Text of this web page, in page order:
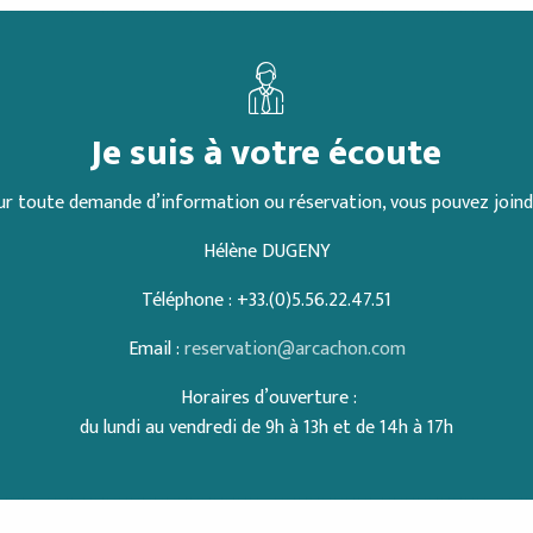
Je suis à votre écoute
toute demande d’information ou réservation, vous pouvez
Hélène DUGENY
Téléphone : +33.(0)5.56.22.47.51
Email :reservation@arcachon.com
Horaires d’ouverture :
du lundi au vendredi de 9h à 13h et de 14h à 17h